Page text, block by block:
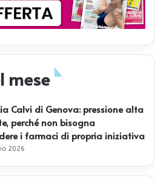
mese
Calvi di Genova: pressione alta
perché non bisogna
i farmaci di propria iniziativa
2026